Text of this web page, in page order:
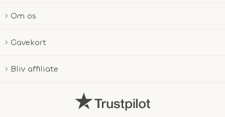
Om os
Gavekort
Bliv affiliate